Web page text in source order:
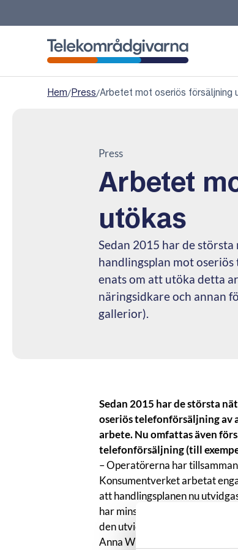
Hem/Press/​Arbetet mot oseriös försäljning
Press
​Arbetet
utökas
Sedan 2015 har de
handlingsplan mot
enats om att utöka detta
näringsidkare och annan
gallerior).
Sedan 2015 har de största
oseriös telefonförsäljning av
arbete. Nu omfattas även
telefonförsäljning (till
– Operatörerna har
Konsumentverket arbetat
att handlingsplanen nu
har minskat något så behövs
den utvidgade
Anna Wikström, rådgivare på